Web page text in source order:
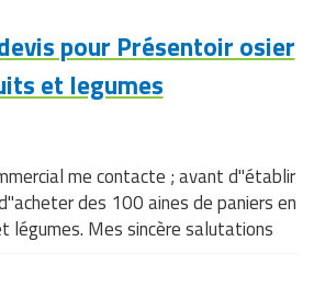
et terrain
restaurant
pour Présentoir osier
et legumes
me contacte ; avant d"établir
des 100 aines de paniers en
légumes. Mes sincère salutations